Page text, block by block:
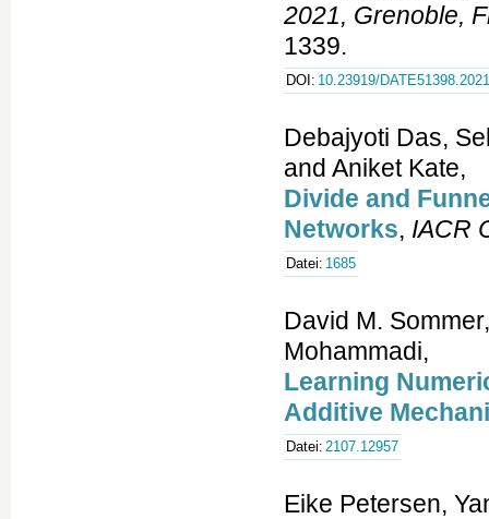
2021, Grenoble,
1339.
DOI: 10.23919/
Debajyoti Das,
and Aniket Kate,
Divide and
Networks, IACR
Datei: 1685
David M.
Mohammadi,
Learning
Additive
Datei: 2107.12957
Eike Petersen,